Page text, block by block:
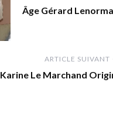
Âge Gérard
ARTICLE SUIVANT
Karine Le Marchand